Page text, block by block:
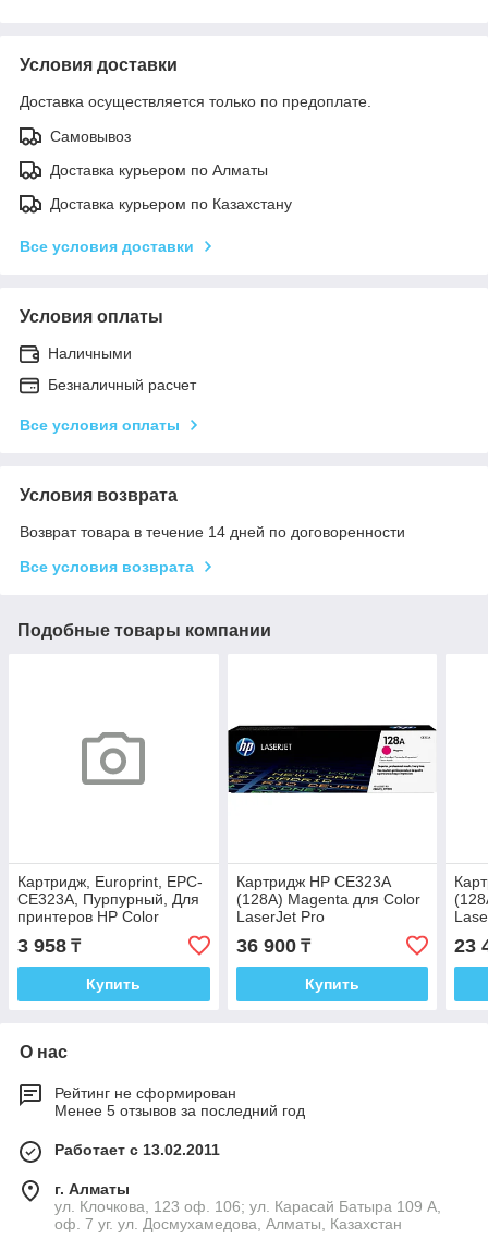
Условия доставки
Доставка осуществляется только по предоплате.
Самовывоз
Доставка курьером по Алматы
Доставка курьером по Казахстану
Все условия доставки
Условия оплаты
Наличными
Безналичный расчет
Все условия оплаты
Условия возврата
Возврат товара в течение 14 дней по договоренности
Все условия возврата
Подобные товары компании
Картридж, Europrint, EPC-
CE323A, Пурпурный, Для
принтеров HP Color
LaserJet Pro
CP1525/CM1415, 1300
страниц.
3 958 ₸
Купить
Картридж HP CE323A
(128A) Magenta для Color
LaserJet Pro
CP1525/CM1415
36 900₸
Купить
23
О нас
Рейтинг не сформирован
Менее 5 отзывов за последний год
Работает с 13.02.2011
г. Алматы
ул. Клочкова, 123 оф. 106; ул. Карасай Батыра 109 А,
оф. 7 уг. ул. Досмухамедова, Алматы, Казахстан